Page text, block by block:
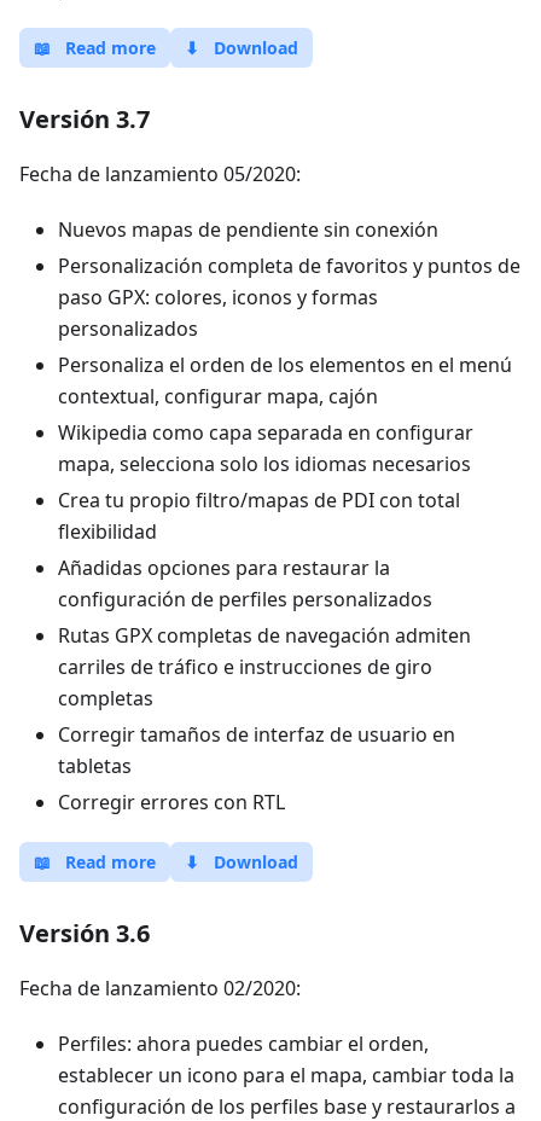
📖 Read more ⬇ Download
Versión 3.7
Fecha de lanzamiento 05/2020:
Nuevos mapas de pendiente sin conexión
Personalización completa de favoritos y puntos de
paso GPX: colores, iconos y formas
personalizados
Personaliza el orden de los elementos en el menú
contextual, configurar mapa, cajón
Wikipedia como capa separada en configurar
mapa, selecciona solo los idiomas necesarios
Crea tu propio filtro/mapas de PDI con total
flexibilidad
Añadidas opciones para restaurar la
configuración de perfiles personalizados
Rutas GPX completas de navegación admiten
carriles de tráfico e instrucciones de giro
completas
Corregir tamaños de interfaz de usuario en
tabletas
Corregir errores con RTL
📖 Read more ⬇ Download
Versión 3.6
Fecha de lanzamiento 02/2020:
Perfiles: ahora puedes cambiar el orden,
establecer un icono para el mapa, cambiar toda la
configuración de los perfiles base y restaurarlos a